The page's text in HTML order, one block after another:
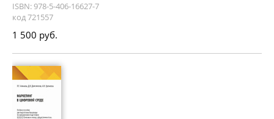
ISBN: 978-5-406-16627-7
код 721557
1 500 руб.